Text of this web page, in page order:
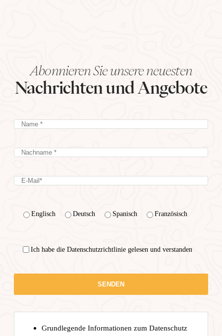
Abonnieren Sie unsere neuesten
Nachrichten und Angebote
Englisch Deutsch Spanisch Französisch
Ich habe die Datenschutzrichtlinie gelesen und verstanden
Grundlegende Informationen zum Datenschutz